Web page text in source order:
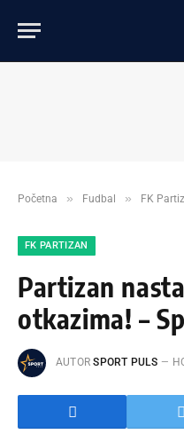
Početna » Fudbal » FK
FK PARTIZAN
Partizan
otkazima! –
AUTOR SPORT PULS